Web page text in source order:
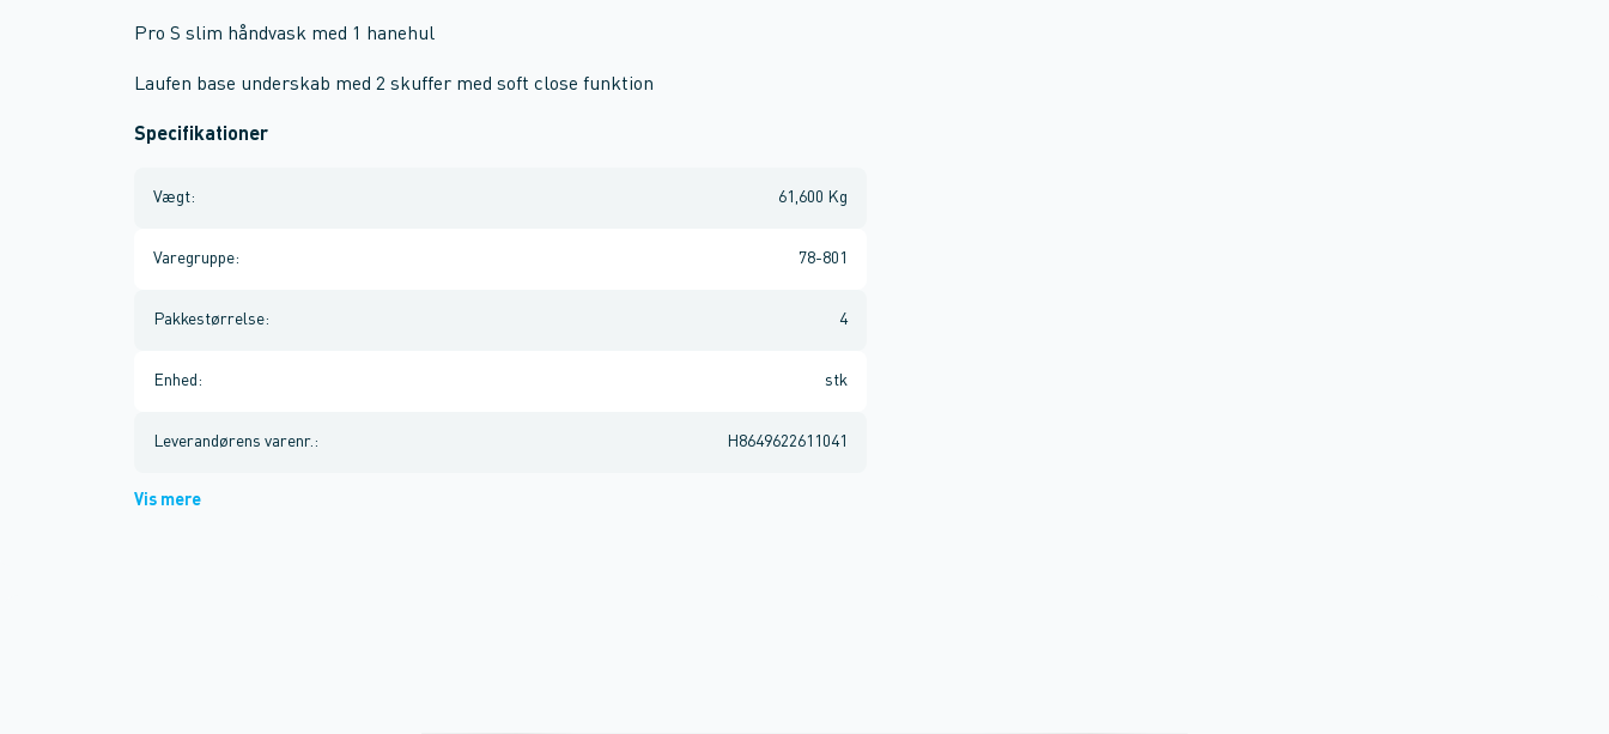
Pro S slim håndvask med 1 hanehul
Laufen base underskab med 2 skuffer med soft close funktion
Specifikationer
Vægt: 61,600 Kg
Varegruppe: 78-801
Pakkestørrelse: 4
Enhed : stk
Leverandørens varenr. : H8649622611041
Vis mere